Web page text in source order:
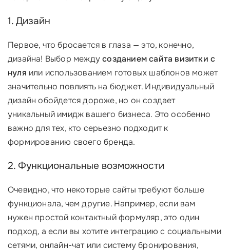
1. Дизайн
Первое, что бросается в глаза — это, конечно,
дизайна! Выбор междусозданием сайта визитки с
нуля или использованием готовых шаблонов может
значительно повлиять на бюджет. Индивидуальный
дизайн обойдется дороже, но он создает
уникальный имидж вашего бизнеса. Это особенно
важно для тех, кто серьезно подходит к
формированию своего бренда.
2. Функциональные возможности
Очевидно, что некоторые сайты требуют больше
функционала, чем другие. Например, если вам
нужен простой контактный формуляр, это один
подход, а если вы хотите интеграцию с социальными
сетями, онлайн-чат или систему бронирования,